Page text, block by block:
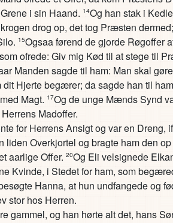
i sin Haand. 14Og han stak i
drog op, det tog Præsten
15Ogsaa førend de gjorde Røgoffer
ofrede: Giv mig Kød til at stege til
Manden sagde til ham: Man skal
Hjerte begærer; da sagde han til
Magt. 17Og de unge Mænds Synd
Madoffer.
for Herrens Ansigt og var en Dreng,
liden Overkjortel og bragte ham den
aarlige Offer. 20Og Eli velsignede
Kvinde, i Stedet for ham, som
Hanna, at hun undfangede og
stor hos Herren.
gammel, og han hørte alt det, hans